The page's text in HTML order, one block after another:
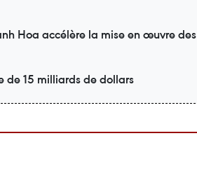
Hoa accélère la mise en œuvre des
de 15 milliards de dollars